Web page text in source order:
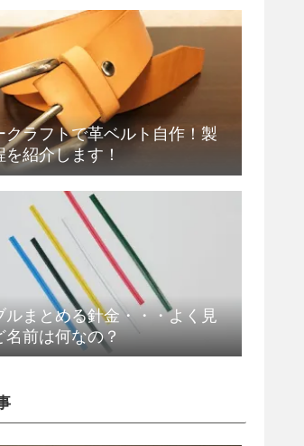
クラフトで革ベルト自作！製
を紹介します！
ルまとめる針金・・・よく見
名前は何なの？